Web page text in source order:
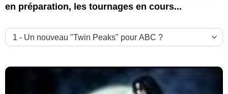
en préparation, les tournages en cours...